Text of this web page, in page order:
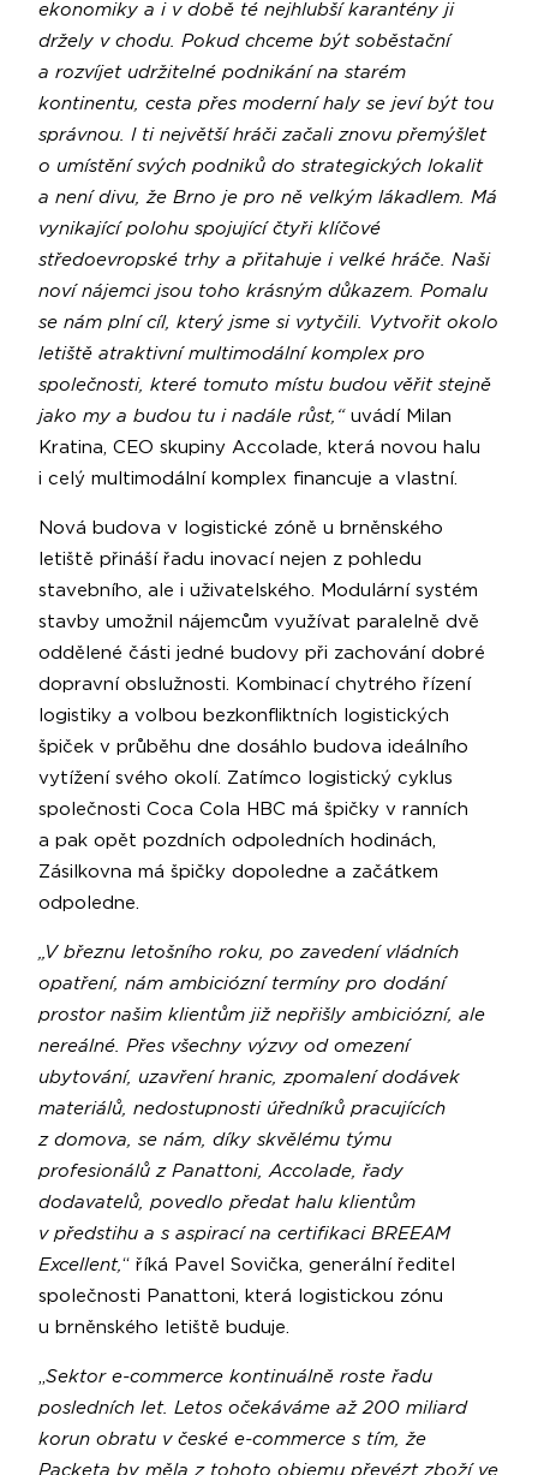
ekonomiky a i v době té nejhlubší karantény ji
držely v chodu. Pokud chceme být soběstační
a rozvíjet udržitelné podnikání na starém
kontinentu, cesta přes moderní haly se jeví být tou
správnou. I ti největší hráči začali znovu přemýšlet
o umístění svých podniků do strategických lokalit
a není divu, že Brno je pro ně velkým lákadlem. Má
vynikající polohu spojující čtyři klíčové
středoevropské trhy a přitahuje i velké hráče. Naši
noví nájemci jsou toho krásným důkazem. Pomalu
se nám plní cíl, který jsme si vytyčili. Vytvořit okolo
letiště atraktivní multimodální komplex pro
společnosti, které tomuto místu budou věřit stejně
jako my a budou tu i nadále růst,“ uvádí Milan
Kratina, CEO skupiny Accolade, která novou halu
i celý multimodální komplex financuje a vlastní.
Nová budova v logistické zóně u brněnského
letiště přináší řadu inovací nejen z pohledu
stavebního, ale i uživatelského. Modulární systém
stavby umožnil nájemcům využívat paralelně dvě
oddělené části jedné budovy při zachování dobré
dopravní obslužnosti. Kombinací chytrého řízení
logistiky a volbou bezkonfliktních logistických
špiček v průběhu dne dosáhlo budova ideálního
vytížení svého okolí. Zatímco logistický cyklus
společnosti Coca Cola HBC má špičky v ranních
a pak opět pozdních odpoledních hodinách,
Zásilkovna má špičky dopoledne a začátkem
odpoledne.
„V březnu letošního roku, po zavedení vládních
opatření, nám ambiciózní termíny pro dodání
prostor našim klientům již nepřišly ambiciózní, ale
nereálné. Přes všechny výzvy od omezení
ubytování, uzavření hranic, zpomalení dodávek
materiálů, nedostupnosti úředníků pracujících
z domova, se nám, díky skvělému týmu
profesionálů z Panattoni, Accolade, řady
dodavatelů, povedlo předat halu klientům
v předstihu a s aspirací na certifikaci BREEAM
Excellent,“ říká Pavel Sovička, generální ředitel
společnosti Panattoni, která logistickou zónu
u brněnského letiště buduje.
„Sektor e-commerce kontinuálně roste řadu
posledních let. Letos očekáváme až 200 miliard
korun obratu v české e-commerce s tím, že
Packeta by měla z tohoto objemu převézt zboží ve